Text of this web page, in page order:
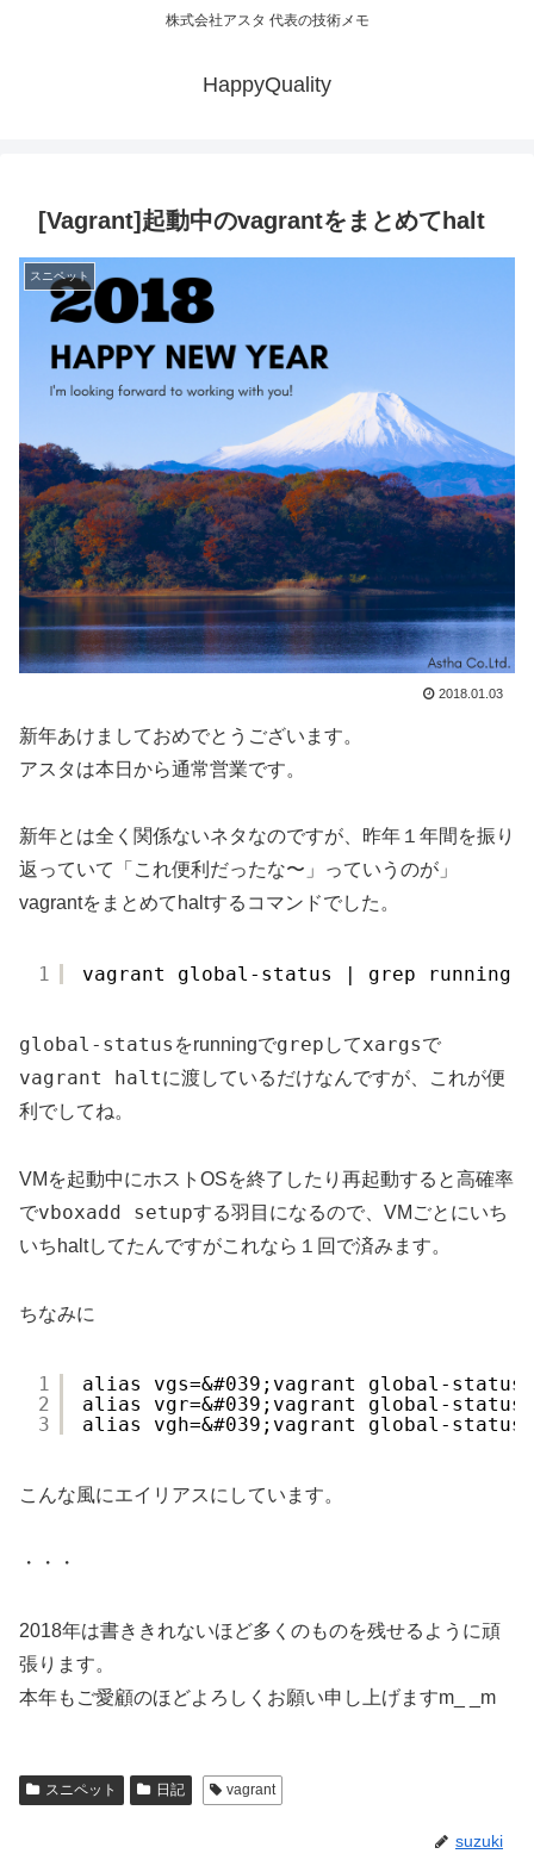
株式会社アスタ 代表の技術メモ
HappyQuality
[Vagrant]起動中のvagrantをまとめてhalt
スニペット
2018.01.03
新年あけましておめでとうございます。
アスタは本日から通常営業です。
新年とは全く関係ないネタなのですが、昨年１年間を振り
返っていて「これ便利だったな〜」っていうのが」
vagrantをまとめてhaltするコマンドでした。
1 vagrant global-status | grep
global-status をrunningでgrep してxargsで
vagrant haltに渡しているだけなんですが、これが便
利でしてね。
VMを起動中にホストOSを終了したり再起動すると高確率
でvboxadd setupする羽目になるので、VMごとにいち
いちhaltしてたんですがこれなら１回で済みます。
ちなみに
1
2
3
alias vgs=&#039;vagrant global-
alias vgr=&#039;vagrant global-status
alias vgh=&#039;vagrant global-
こんな風にエイリアスにしています。
・・・
2018年は書ききれないほど多くのものを残せるように頑
張ります。
本年もご愛顧のほどよろしくお願い申し上げますm_ _m
スニペット 日記 vagrant
suzuki